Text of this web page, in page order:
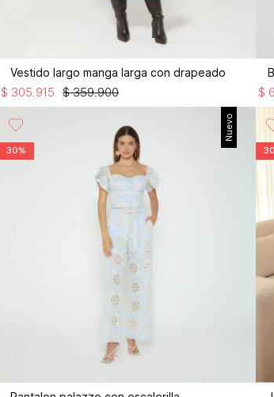
Vestido largo manga larga con drapeado
$ 359.900
$ 305.915 $
Nuevo
30%